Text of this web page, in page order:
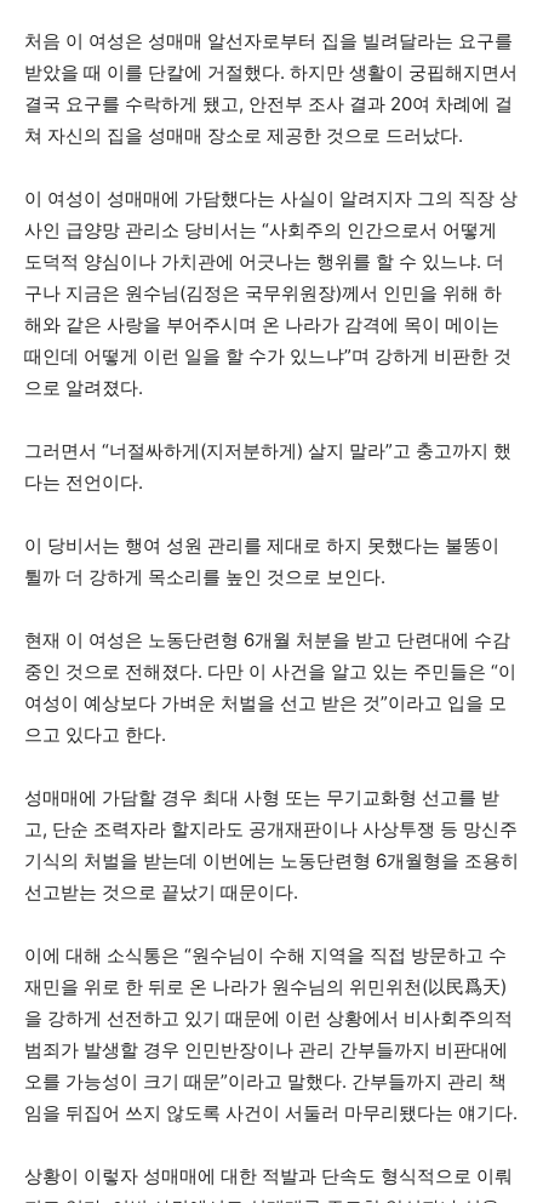
처음 이 여성은 성매매 알선자로부터 집을 빌려달라는 요구를
받았을 때 이를 단칼에 거절했다. 하지만 생활이 궁핍해지면서
결국 요구를 수락하게 됐고, 안전부 조사 결과 20여 차례에 걸
쳐 자신의 집을 성매매 장소로 제공한 것으로 드러났다.
이 여성이 성매매에 가담했다는 사실이 알려지자 그의 직장 상
사인 급양망 관리소 당비서는 “사회주의 인간으로서 어떻게
도덕적 양심이나 가치관에 어긋나는 행위를 할 수 있느냐. 더
구나 지금은 원수님(김정은 국무위원장)께서 인민을 위해 하
해와 같은 사랑을 부어주시며 온 나라가 감격에 목이 메이는
때인데 어떻게 이런 일을 할 수가 있느냐”며 강하게 비판한 것
으로 알려졌다.
그러면서 “너절싸하게(지저분하게) 살지 말라”고 충고까지 했
다는 전언이다.
이 당비서는 행여 성원 관리를 제대로 하지 못했다는 불똥이
튈까 더 강하게 목소리를 높인 것으로 보인다.
현재 이 여성은 노동단련형 6개월 처분을 받고 단련대에 수감
중인 것으로 전해졌다. 다만 이 사건을 알고 있는 주민들은 “이
여성이 예상보다 가벼운 처벌을 선고 받은 것”이라고 입을 모
으고 있다고 한다.
성매매에 가담할 경우 최대 사형 또는 무기교화형 선고를 받
고, 단순 조력자라 할지라도 공개재판이나 사상투쟁 등 망신주
기식의 처벌을 받는데 이번에는 노동단련형 6개월형을 조용히
선고받는 것으로 끝났기 때문이다.
이에 대해 소식통은 “원수님이 수해 지역을 직접 방문하고 수
재민을 위로 한 뒤로 온 나라가 원수님의 위민위천(以民爲天)
을 강하게 선전하고 있기 때문에 이런 상황에서 비사회주의적
범죄가 발생할 경우 인민반장이나 관리 간부들까지 비판대에
오를 가능성이 크기 때문”이라고 말했다. 간부들까지 관리 책
임을 뒤집어 쓰지 않도록 사건이 서둘러 마무리됐다는 얘기다.
상황이 이렇자 성매매에 대한 적발과 단속도 형식적으로 이뤄